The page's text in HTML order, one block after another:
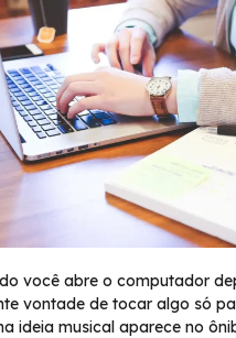
você abre o computador
vontade de tocar algo só
ideia musical aparece no